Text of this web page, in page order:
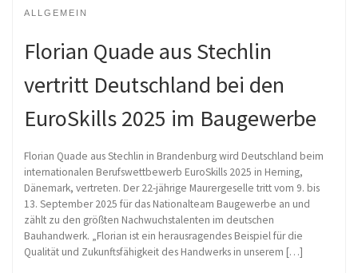
ALLGEMEIN
Florian Quade aus Stechlin
vertritt Deutschland bei den
EuroSkills 2025 im Baugewerbe
Florian Quade aus Stechlin in Brandenburg wird Deutschland beim
internationalen Berufswettbewerb EuroSkills 2025 in Herning,
Dänemark, vertreten. Der 22-jährige Maurergeselle tritt vom 9. bis
13. September 2025 für das Nationalteam Baugewerbe an und
zählt zu den größten Nachwuchstalenten im deutschen
Bauhandwerk. „Florian ist ein herausragendes Beispiel für die
Qualität und Zukunftsfähigkeit des Handwerks in unserem […]